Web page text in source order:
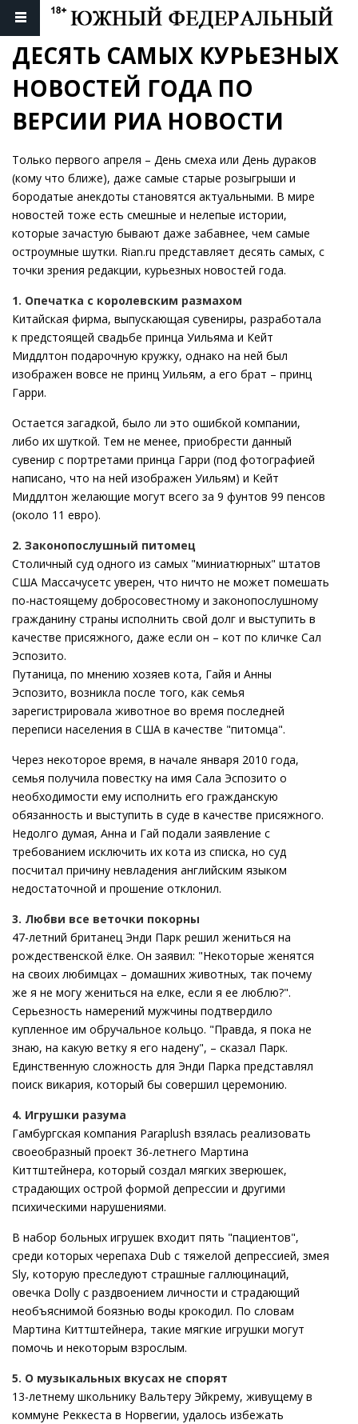
ДЕСЯТЬ САМЫХ КУРЬЕЗНЫХ
НОВОСТЕЙ ГОДА ПО
ВЕРСИИ РИА НОВОСТИ
Только первого апреля – День смеха или День дураков
(кому что ближе), даже самые старые розыгрыши и
бородатые анекдоты становятся актуальными. В мире
новостей тоже есть смешные и нелепые истории,
которые зачастую бывают даже забавнее, чем самые
остроумные шутки. Rian.ru представляет десять самых, с
точки зрения редакции, курьезных новостей года.
1. Опечатка с королевским размахом
Китайская фирма, выпускающая сувениры, разработала
к предстоящей свадьбе принца Уильяма и Кейт
Миддлтон подарочную кружку, однако на ней был
изображен вовсе не принц Уильям, а его брат – принц
Гарри.
Остается загадкой, было ли это ошибкой компании,
либо их шуткой. Тем не менее, приобрести данный
сувенир с портретами принца Гарри (под фотографией
написано, что на ней изображен Уильям) и Кейт
Миддлтон желающие могут всего за 9 фунтов 99 пенсов
(около 11 евро).
2. Законопослушный питомец
Столичный суд одного из самых "миниатюрных" штатов
США Массачусетс уверен, что ничто не может помешать
по-настоящему добросовестному и законопослушному
гражданину страны исполнить свой долг и выступить в
качестве присяжного, даже если он – кот по кличке Сал
Эспозито.
Путаница, по мнению хозяев кота, Гайя и Анны
Эспозито, возникла после того, как семья
зарегистрировала животное во время последней
переписи населения в США в качестве "питомца".
Через некоторое время, в начале января 2010 года,
семья получила повестку на имя Сала Эспозито о
необходимости ему исполнить его гражданскую
обязанность и выступить в суде в качестве присяжного.
Недолго думая, Анна и Гай подали заявление с
требованием исключить их кота из списка, но суд
посчитал причину невладения английским языком
недостаточной и прошение отклонил.
3. Любви все веточки покорны
47-летний британец Энди Парк решил жениться на
рождественской ёлке. Он заявил: "Некоторые женятся
на своих любимцах – домашних животных, так почему
же я не могу жениться на елке, если я ее люблю?".
Серьезность намерений мужчины подтвердило
купленное им обручальное кольцо. "Правда, я пока не
знаю, на какую ветку я его надену", – сказал Парк.
Единственную сложность для Энди Парка представлял
поиск викария, который бы совершил церемонию.
4. Игрушки разума
Гамбургская компания Paraplush взялась реализовать
своеобразный проект 36-летнего Мартина
Киттштейнера, который создал мягких зверюшек,
страдающих острой формой депрессии и другими
психическими нарушениями.
В набор больных игрушек входит пять "пациентов",
среди которых черепаха Dub с тяжелой депрессией, змея
Sly, которую преследуют страшные галлюцинаций,
овечка Dolly с раздвоением личности и страдающий
необъяснимой боязнью воды крокодил. По словам
Мартина Киттштейнера, такие мягкие игрушки могут
помочь и некоторым взрослым.
5. О музыкальных вкусах не спорят
13-летнему школьнику Вальтеру Эйкрему, живущему в
коммуне Реккеста в Норвегии, удалось избежать